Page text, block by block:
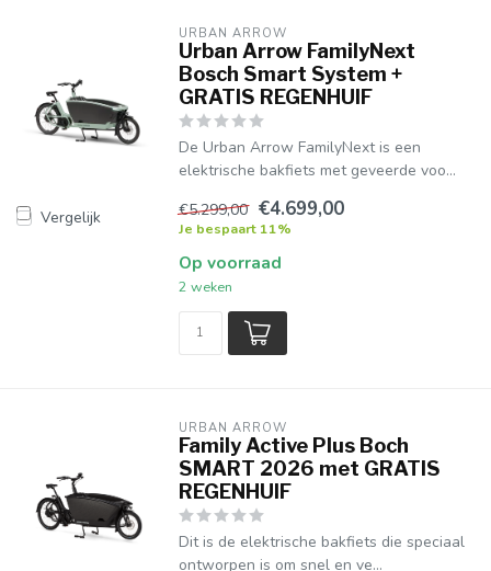
Vergelijk
URBAN ARROW
Urban Arrow FamilyNext
Bosch Smart System +
GRATIS REGENHUIF
De Urban Arrow FamilyNext is een
elektrische bakfiets met geveerde voo...
€5.299,00 €4.699,00
Je bespaart 11%
Op voorraad
2 weken
URBAN ARROW
Family Active Plus Boch
SMART 2026 met GRATIS
REGENHUIF
Dit is de elektrische bakfiets die speciaal
ontworpen is om snel en ve...